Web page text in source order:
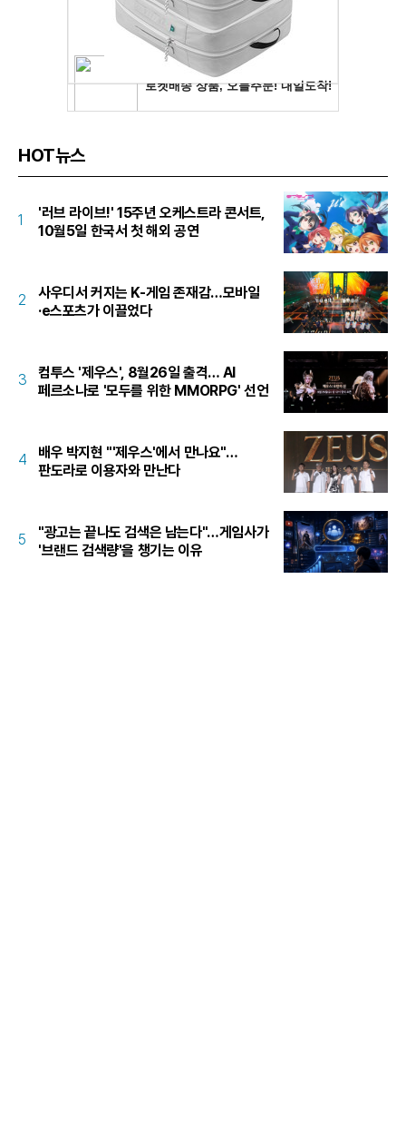
HOT뉴스
1
'러브 라이브!' 15주년 오케스트라 콘서트,
10월5일 한국서 첫 해외 공연
2
사우디서 커지는 K-게임 존재감…모바일
·e스포츠가 이끌었다
3
컴투스 '제우스', 8월26일 출격… AI
페르소나로 '모두를 위한 MMORPG' 선언
4
배우 박지현 "'제우스'에서 만나요"…
판도라로 이용자와 만난다
5
"광고는 끝나도 검색은 남는다"…게임사가
'브랜드 검색량'을 챙기는 이유